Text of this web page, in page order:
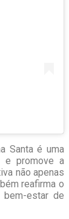
Santa é uma
e promove a
não apenas
reafirma o
estar de